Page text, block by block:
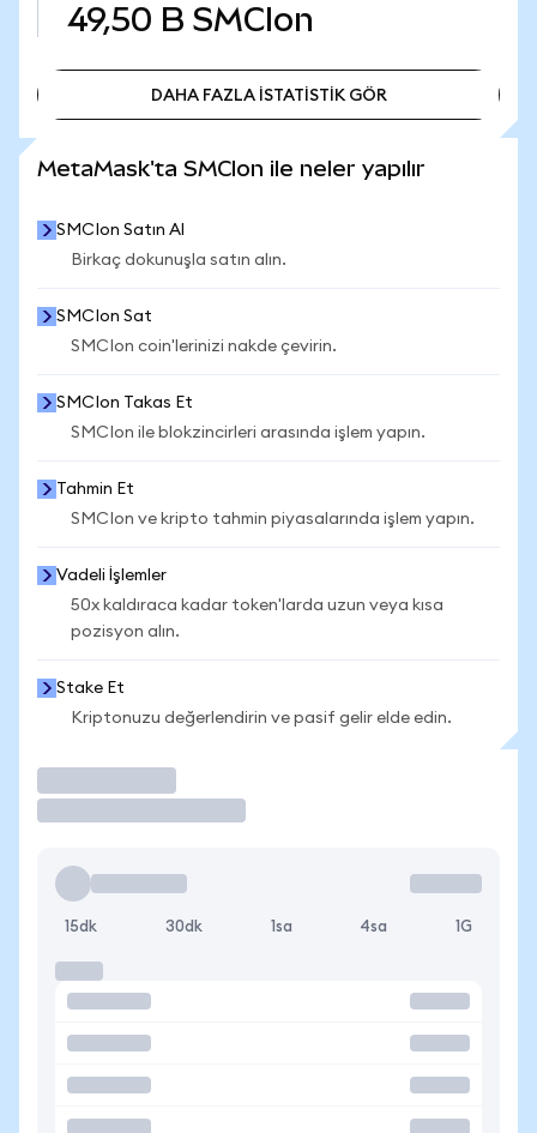
49,50 B SMCIon
DAHA FAZLA İSTATİSTİK GÖR
MetaMask'ta SMCIon ile neler yapılır
SMCIon Satın Al
Birkaç dokunuşla satın alın.
SMCIon Sat
SMCIon coin'lerinizi nakde çevirin.
SMCIon Takas Et
SMCIon ile blokzincirleri arasında işlem yapın.
Tahmin Et
SMCIon ve kripto tahmin piyasalarında işlem yapın.
Vadeli İşlemler
50x kaldıraca kadar token'larda uzun veya kısa
pozisyon alın.
Stake Et
Kriptonuzu değerlendirin ve pasif gelir elde edin.
15dk 30dk 1sa 4sa 1G